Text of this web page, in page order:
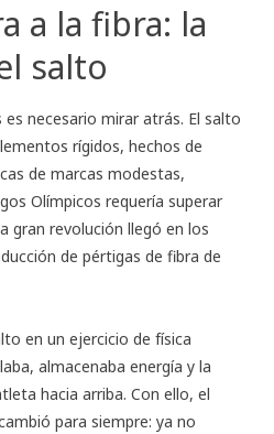
a la fibra: la
salto
necesario mirar atrás. El salto
rígidos, hechos de
de marcas modestas,
Olímpicos requería superar
gran revolución llegó en los
de pértigas de fibra de
en un ejercicio de física
almacenaba energía y la
hacia arriba. Con ello, el
para siempre: ya no